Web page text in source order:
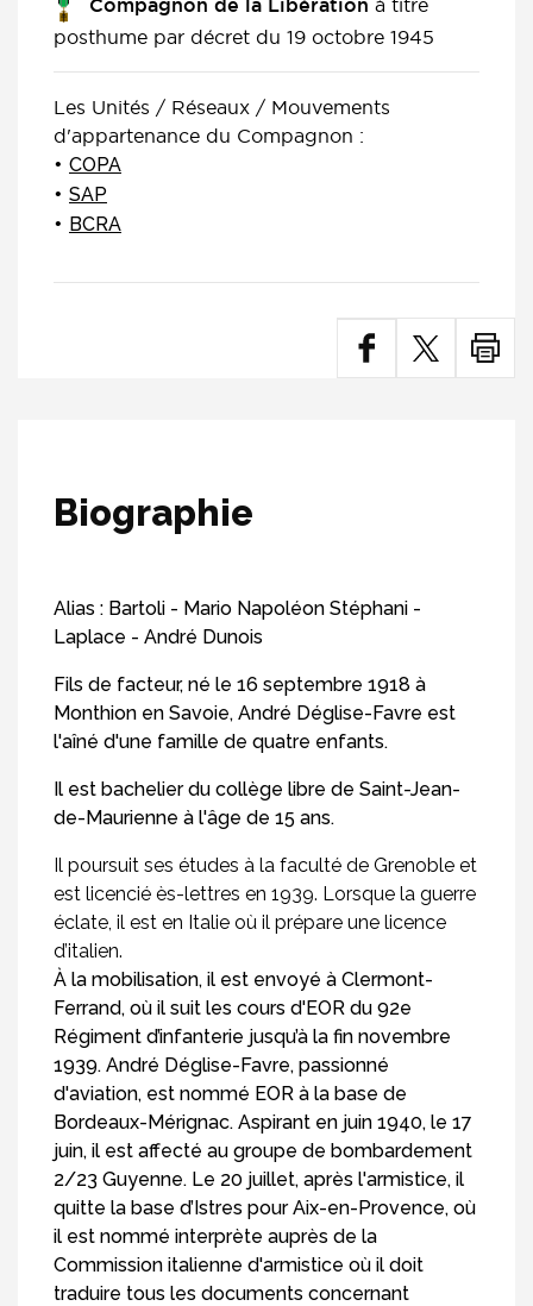
Compagnon de la Libération à titre
posthume par décret du 19 octobre 1945
Les Unités / Réseaux / Mouvements
d'appartenance du Compagnon :
COPA
SAP
BCRA
Biographie
Alias : Bartoli - Mario Napoléon Stéphani -
Laplace - André Dunois
Fils de facteur, né le 16 septembre 1918 à
Monthion en Savoie, André Déglise-Favre est
l'aîné d'une famille de quatre enfants.
Il est bachelier du collège libre de Saint-Jean-
de-Maurienne à l'âge de 15 ans.
Il poursuit ses études à la faculté de Grenoble et
est licencié ès-lettres en 1939. Lorsque la guerre
éclate, il est en Italie où il prépare une licence
d’italien.
À la mobilisation, il est envoyé à Clermont-
Ferrand, où il suit les cours d'EOR du 92e
Régiment d’infanterie jusqu’à la fin novembre
1939. André Déglise-Favre, passionné
d'aviation, est nommé EOR à la base de
Bordeaux-Mérignac. Aspirant en juin 1940, le 17
juin, il est affecté au groupe de bombardement
2/23 Guyenne. Le 20 juillet, après l'armistice, il
quitte la base d’Istres pour Aix-en-Provence, où
il est nommé interprète auprès de la
Commission italienne d'armistice où il doit
traduire tous les documents concernant